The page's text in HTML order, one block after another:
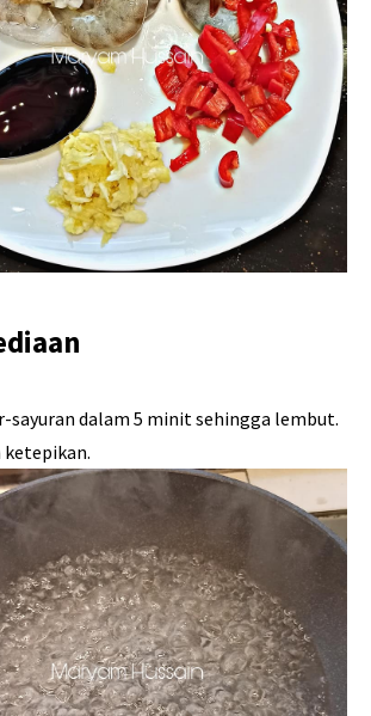
sayuran dalam 5 minit sehingga lembut.
ketepikan.